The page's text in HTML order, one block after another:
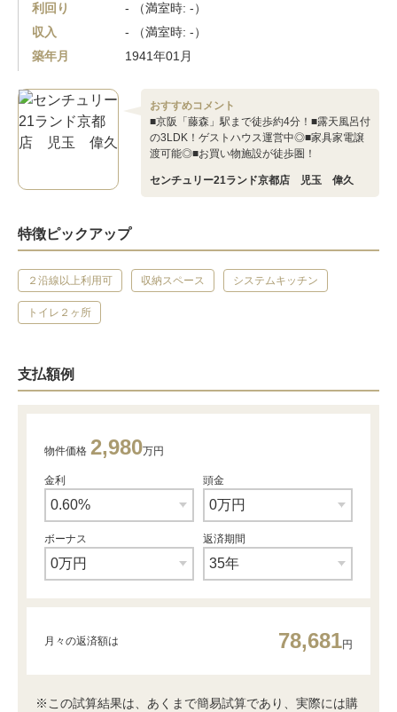
利回り
- （満室時: -）
収入
- （満室時: -）
築年月
1941年01月
おすすめコメント
■京阪「藤森」駅まで徒歩約4分！■露天風呂付
の3LDK！ゲストハウス運営中◎■家具家電譲
渡可能◎■お買い物施設が徒歩圏！
センチュリー21ランド京都店 児玉 偉久
特徴ピックアップ
２沿線以上利用可 収納スペース システムキッチン
トイレ２ヶ所
支払額例
物件価格 2,980万円
金利 頭金
ボーナス 返済期間
月々の返済額は 78,681円
※この試算結果は、あくまで簡易試算であり、実際には購